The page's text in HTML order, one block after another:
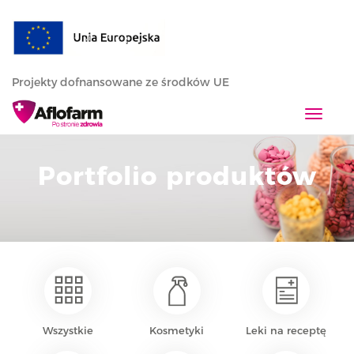
Projekty dofnansowane ze środków UE
T
o
g
g
l
e
n
a
Portfolio produktów
Wszystkie Kosmetyki Leki na receptę